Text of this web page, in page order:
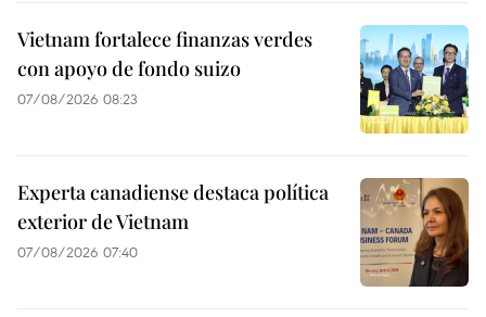
Vietnam fortalece finanzas verdes
con apoyo de fondo suizo
07/08/2026 08:23
Experta canadiense destaca política
exterior de Vietnam
07/08/2026 07:40